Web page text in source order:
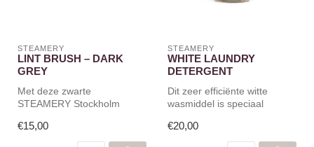
STEAMERY
LINT BRUSH – DARK
GREY
Met deze zwarte
STEAMERY Stockholm
haar, stof en plu...
€15,00
STEAMERY
WHITE LAUNDRY
DETERGENT
Dit zeer efficiënte witte
wasmiddel is speciaal
kleding w...
€20,00